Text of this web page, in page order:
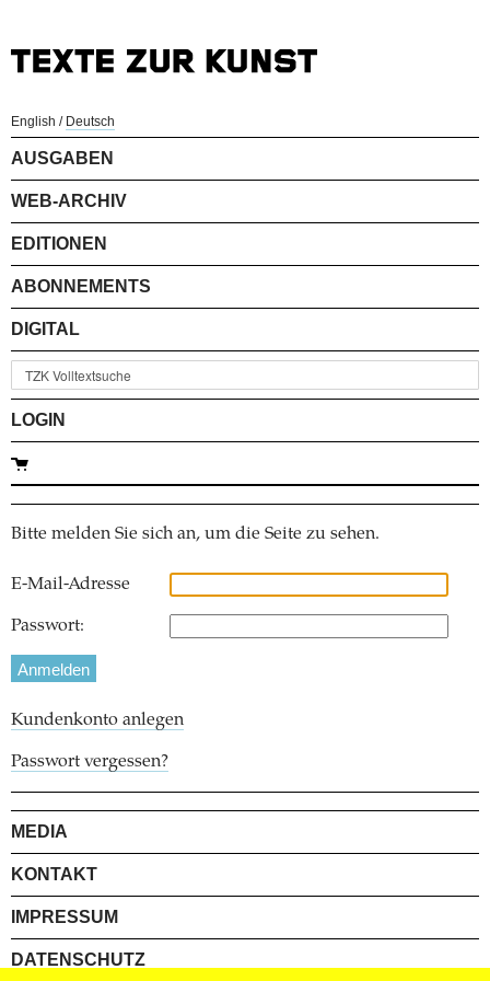
English / Deutsch
AUSGABEN
WEB-ARCHIV
EDITIONEN
ABONNEMENTS
DIGITAL
LOGIN
Bitte melden Sie sich an, um die Seite zu sehen.
E-Mail-Adresse
Passwort:
Kundenkonto anlegen
Passwort vergessen?
MEDIA
KONTAKT
IMPRESSUM
DATENSCHUTZ